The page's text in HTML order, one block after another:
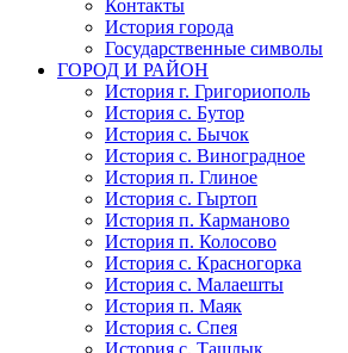
Контакты
История города
Государственные символы
ГОРОД И РАЙОН
История г. Григориополь
История с. Бутор
История с. Бычок
История с. Виноградное
История п. Глиное
История с. Гыртоп
История п. Карманово
История п. Колосово
История с. Красногорка
История с. Малаешты
История п. Маяк
История с. Спея
История с. Ташлык